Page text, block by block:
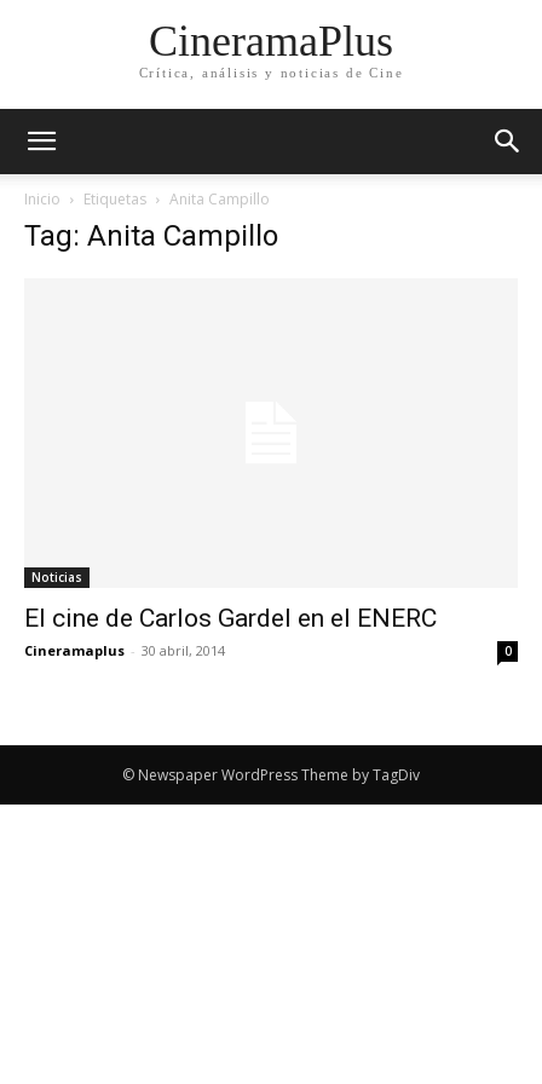
CineramaPlus
Crítica, análisis y noticias de Cine
Inicio Etiquetas Anita Campillo
Tag: Anita Campillo
Noticias
El cine de Carlos Gardel en el ENERC
Cineramaplus - 30 abril, 2014 0
© Newspaper WordPress Theme by TagDiv